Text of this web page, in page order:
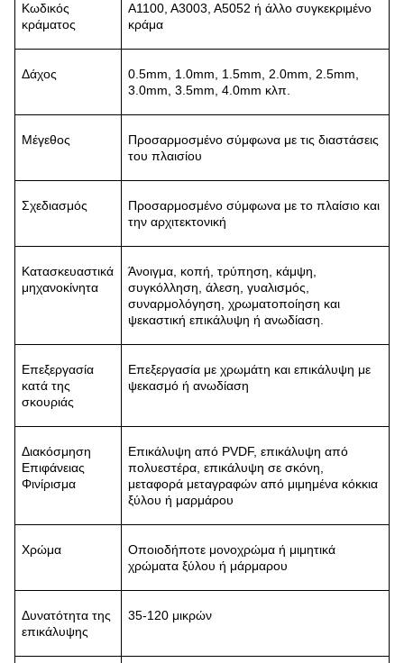
Κωδικός
κράματος
Α1100, Α3003, Α5052 ή άλλο συγκεκριμένο
κράμα
Δάχος
0.5mm, 1.0mm, 1.5mm, 2.0mm, 2.5mm,
3.0mm, 3.5mm, 4.0mm κλπ.
Μέγεθος
Προσαρμοσμένο σύμφωνα με τις διαστάσεις
του πλαισίου
Σχεδιασμός
Προσαρμοσμένο σύμφωνα με το πλαίσιο και
την αρχιτεκτονική
Κατασκευαστικά
μηχανοκίνητα
Άνοιγμα, κοπή, τρύπηση, κάμψη,
συγκόλληση, άλεση, γυαλισμός,
συναρμολόγηση, χρωματοποίηση και
ψεκαστική επικάλυψη ή ανωδίαση.
Επεξεργασία
κατά της
σκουριάς
Επεξεργασία με χρωμάτη και επικάλυψη με
ψεκασμό ή ανωδίαση
Διακόσμηση
Επιφάνειας
Φινίρισμα
Επικάλυψη από PVDF, επικάλυψη από
πολυεστέρα, επικάλυψη σε σκόνη,
μεταφορά μεταγραφών από μιμημένα κόκκια
ξύλου ή μαρμάρου
Χρώμα
Οποιοδήποτε μονοχρώμα ή μιμητικά
χρώματα ξύλου ή μάρμαρου
Δυνατότητα της
επικάλυψης
35-120 μικρών